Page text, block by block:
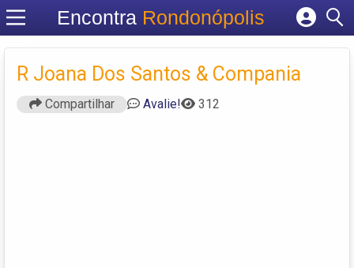
Encontra Rondonópolis
Cadastrar empresa
Criar conta
R Joana Dos Santos & Compania
Compartilhar Avalie! 312